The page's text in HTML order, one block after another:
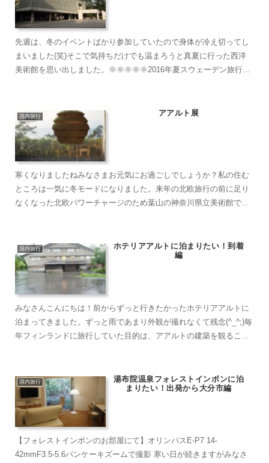
先週は、冬のイベントばかり参加していたので身体が冷え切ってし
まいました(笑)そこで気持ちだけでも温まろうと真夏に行った西洋
美術館を思い出しました。🌞🌞🌞🌞🌞2016年夏スウェーデン旅行の
国内旅行 アアルト展
寒くなりましたねみなさまお元気にお過ごしでしょうか？私の住む
ところは一気に冬モードになりました。来年の北欧旅行の前に足り
なくなった北欧パワーチャージのため葉山の神奈川県立美術館でア
国内旅行
ホテリアアルトに泊まりたい！到着
編
みなさんこんにちは！前からずっと行きたかったホテリアアルトに
泊まってきました。ずっと雨であまり外観が撮れなくて残念(^_^;)毎
年フィンランドに旅行していた目的は、アアルトの建築を観ること
国内旅行
湯布院温泉フォレストインボンに泊
まりたい！出発から大分市編
【フォレストインボンのお部屋にて】オリンパスE-P7 14-
42mmF3.5-5.6パンケーキズームで撮影 寒い日が続きますがみなさ